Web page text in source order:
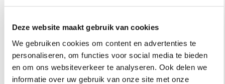
Deze website maakt gebruik van cookies
We gebruiken cookies om content en advertenties te
personaliseren, om functies voor social media te bieden
en om ons websiteverkeer te analyseren. Ook delen we
informatie over uw gebruik van onze site met onze
Bestel nu12 badenkaart vrijzwemmen 67+
0 - 18 jaar
12 BADENKAART VRIJZWEMMEN T/M 17
(DE NEUL)